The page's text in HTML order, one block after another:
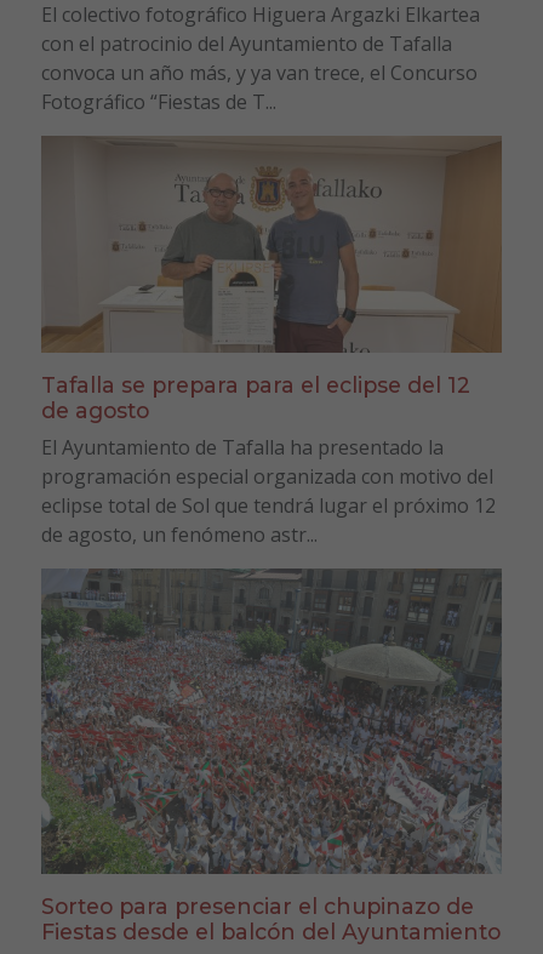
El colectivo fotográfico Higuera Argazki Elkartea
con el patrocinio del Ayuntamiento de Tafalla
convoca un año más, y ya van trece, el Concurso
Fotográfico “Fiestas de T...
Tafalla se prepara para el eclipse del 12
de agosto
El Ayuntamiento de Tafalla ha presentado la
programación especial organizada con motivo del
eclipse total de Sol que tendrá lugar el próximo 12
de agosto, un fenómeno astr...
Sorteo para presenciar el chupinazo de
Fiestas desde el balcón del Ayuntamiento